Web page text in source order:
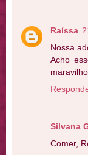
Raíssa
Nossa
Acho
Silvana
Comer,